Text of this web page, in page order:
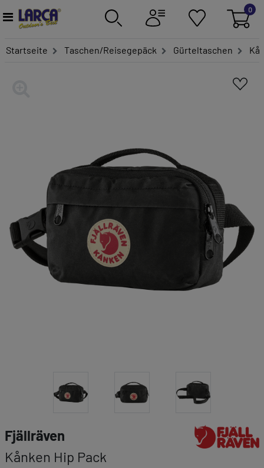
0
Startseite Taschen/Reisegepäck Gürteltaschen
Fjällräven
Kånken Hip Pack
Link zur